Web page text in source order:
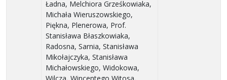
Ładna, Melchiora Grześkowiaka,
Michała Wieruszowskiego,
Piękna, Plenerowa, Prof.
Stanisława Błaszkowiaka,
Radosna, Sarnia, Stanisława
Mikołajczyka, Stanisława
Michałowskiego, Widokowa,